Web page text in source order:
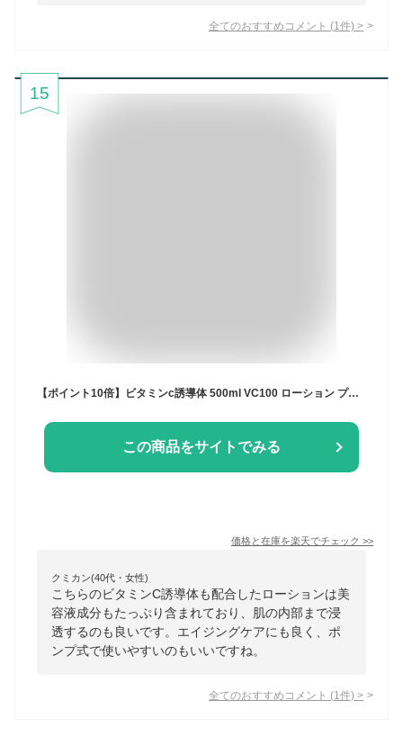
全てのおすすめコメント (1 件) >
15
【ポイント10倍】ビタミンc誘導体 500ml VC100 ローション プレミアム EX 100倍浸透型 ビタミンc誘導体 化粧水 ポンプ式 VC100 エッセンス ローション 美容液 VCローション 【送料無料】【suhada】
この商品をサイトでみる
価格と在庫を楽天でチェック >>
クミカン(40代・女性)
こちらのビタミンC誘導体も配合したローションは美
容液成分もたっぷり含まれており、肌の内部まで浸
透するのも良いです。エイジングケアにも良く、ポ
ンプ式で使いやすいのもいいですね。
全てのおすすめコメント (1 件) >